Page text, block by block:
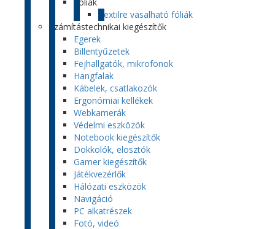
Textilre vasalható fóliák
Számítástechnikai kiegészítők
Egerek
Billentyűzetek
Fejhallgatók, mikrofonok
Hangfalak
Kábelek, csatlakozók
Ergonómiai kellékek
Webkamerák
Védelmi eszközök
Notebook kiegészítők
Dokkolók, elosztók
Gamer kiegészítők
Játékvezérlők
Hálózati eszközök
Navigáció
PC alkatrészek
Fotó, videó